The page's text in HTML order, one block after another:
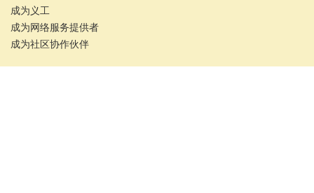
成为义工
成为网络服务提供者
成为社区协作伙伴